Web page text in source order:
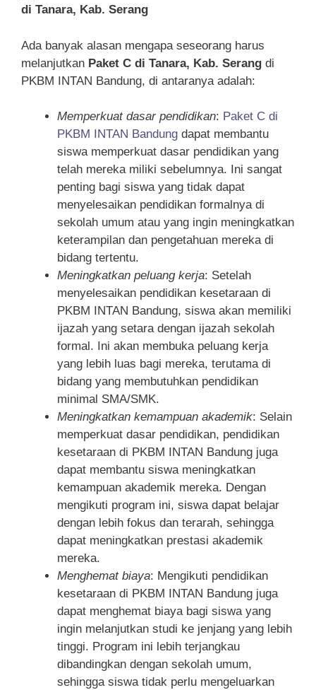
di Tanara, Kab. Serang
Ada banyak alasan mengapa seseorang harus
melanjutkan Paket C di Tanara, Kab. Serang di
PKBM INTAN Bandung, di antaranya adalah:
Memperkuat dasar pendidikan: Paket C di
PKBM INTAN Bandung dapat membantu
siswa memperkuat dasar pendidikan yang
telah mereka miliki sebelumnya. Ini sangat
penting bagi siswa yang tidak dapat
menyelesaikan pendidikan formalnya di
sekolah umum atau yang ingin meningkatkan
keterampilan dan pengetahuan mereka di
bidang tertentu.
Meningkatkan peluang kerja: Setelah
menyelesaikan pendidikan kesetaraan di
PKBM INTAN Bandung, siswa akan memiliki
ijazah yang setara dengan ijazah sekolah
formal. Ini akan membuka peluang kerja
yang lebih luas bagi mereka, terutama di
bidang yang membutuhkan pendidikan
minimal SMA/SMK.
Meningkatkan kemampuan akademik: Selain
memperkuat dasar pendidikan, pendidikan
kesetaraan di PKBM INTAN Bandung juga
dapat membantu siswa meningkatkan
kemampuan akademik mereka. Dengan
mengikuti program ini, siswa dapat belajar
dengan lebih fokus dan terarah, sehingga
dapat meningkatkan prestasi akademik
mereka.
Menghemat biaya: Mengikuti pendidikan
kesetaraan di PKBM INTAN Bandung juga
dapat menghemat biaya bagi siswa yang
ingin melanjutkan studi ke jenjang yang lebih
tinggi. Program ini lebih terjangkau
dibandingkan dengan sekolah umum,
sehingga siswa tidak perlu mengeluarkan